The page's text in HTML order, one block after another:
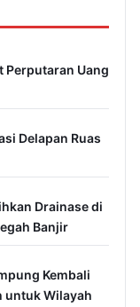
Perputaran Uang
Delapan Ruas
Drainase di
Banjir
Kembali
untuk Wilayah